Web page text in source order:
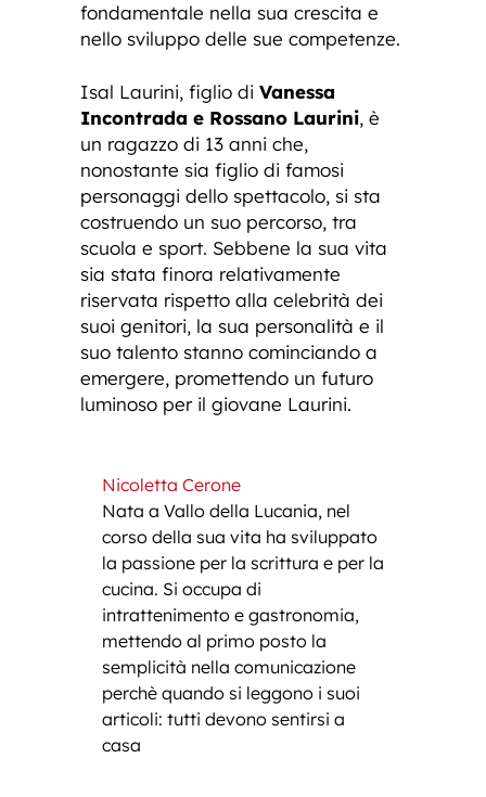
fondamentale nella sua crescita e
nello sviluppo delle sue competenze.
Isal Laurini, figlio di Vanessa
Incontrada e Rossano Laurini, è
un ragazzo di 13 anni che,
nonostante sia figlio di famosi
personaggi dello spettacolo, si sta
costruendo un suo percorso, tra
scuola e sport. Sebbene la sua vita
sia stata finora relativamente
riservata rispetto alla celebrità dei
suoi genitori, la sua personalità e il
suo talento stanno cominciando a
emergere, promettendo un futuro
luminoso per il giovane Laurini.
Nicoletta Cerone
Nata a Vallo della Lucania, nel
corso della sua vita ha sviluppato
la passione per la scrittura e per la
cucina. Si occupa di
intrattenimento e gastronomia,
mettendo al primo posto la
semplicità nella comunicazione
perchè quando si leggono i suoi
articoli: tutti devono sentirsi a
casa